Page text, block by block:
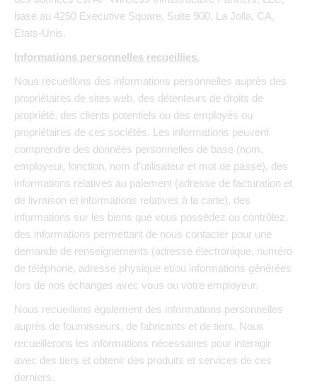
basé au 4250 Executive Square, Suite 900, La Jolla, CA,
États-Unis.
Informations personnelles recueillies.
Nous recueillons des informations personnelles auprès des
propriétaires de sites web, des détenteurs de droits de
propriété, des clients potentiels ou des employés ou
propriétaires de ces sociétés. Les informations peuvent
comprendre des données personnelles de base (nom,
employeur, fonction, nom d’utilisateur et mot de passe), des
informations relatives au paiement (adresse de facturation et
de livraison et informations relatives à la carte), des
informations sur les biens que vous possédez ou contrôlez,
des informations permettant de nous contacter pour une
demande de renseignements (adresse électronique, numéro
de téléphone, adresse physique et/ou informations générées
lors de nos échanges avec vous ou votre employeur.
Nous recueillons également des informations personnelles
auprès de fournisseurs, de fabricants et de tiers. Nous
recueillerons les informations nécessaires pour interagir
avec des tiers et obtenir des produits et services de ces
derniers.